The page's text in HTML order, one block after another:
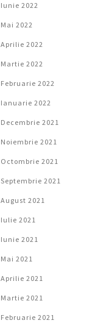
Iunie 2022
Mai 2022
Aprilie 2022
Martie 2022
Februarie 2022
Ianuarie 2022
Decembrie 2021
Noiembrie 2021
Octombrie 2021
Septembrie 2021
August 2021
Iulie 2021
Iunie 2021
Mai 2021
Aprilie 2021
Martie 2021
Februarie 2021